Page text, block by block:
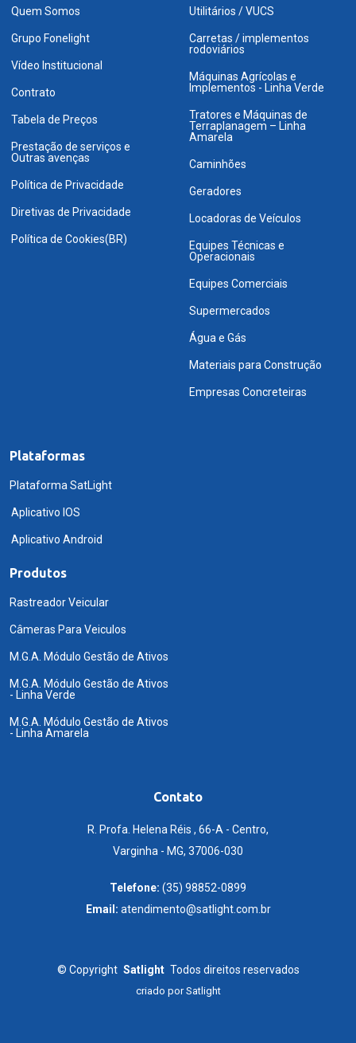
Quem Somos
Grupo Fonelight
Vídeo Institucional
Contrato
Tabela de Preços
Prestação de serviços e
Outras avenças
Política de Privacidade
Diretivas de Privacidade
Política de Cookies(BR)
Utilitários / VUCS
Carretas / implementos
rodoviários
Máquinas Agrícolas e
Implementos - Linha Verde
Tratores e Máquinas de
Terraplanagem – Linha
Amarela
Caminhões
Geradores
Locadoras de Veículos
Equipes Técnicas e
Operacionais
Equipes Comerciais
Supermercados
Água e Gás
Materiais para Construção
Empresas Concreteiras
Plataformas
Plataforma SatLight
Aplicativo IOS
Aplicativo Android
Produtos
Rastreador Veicular
Câmeras Para Veiculos
M.G.A. Módulo Gestão de Ativos
M.G.A. Módulo Gestão de Ativos
- Linha Verde
M.G.A. Módulo Gestão de Ativos
- Linha Amarela
Contato
R. Profa. Helena Réis , 66-A - Centro,
Varginha - MG, 37006-030
Telefone: (35) 98852-0899
Email: atendimento@satlight.com.br
© Copyright Satlight Todos direitos reservados
criado porSatlight